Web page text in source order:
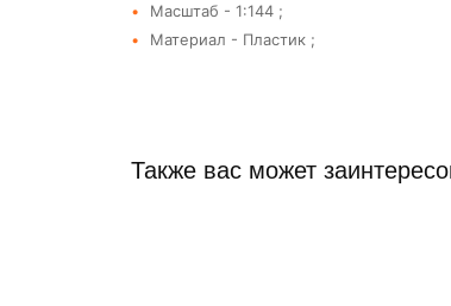
Масштаб - 1:144 ;
Материал - Пластик ;
Также вас может